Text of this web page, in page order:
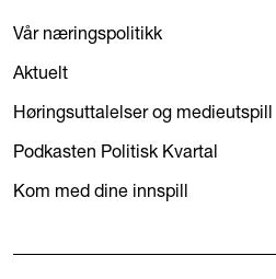
Vår næringspolitikk
Aktuelt
Høringsuttalelser og medieutspill
Podkasten Politisk Kvartal
Kom med dine innspill